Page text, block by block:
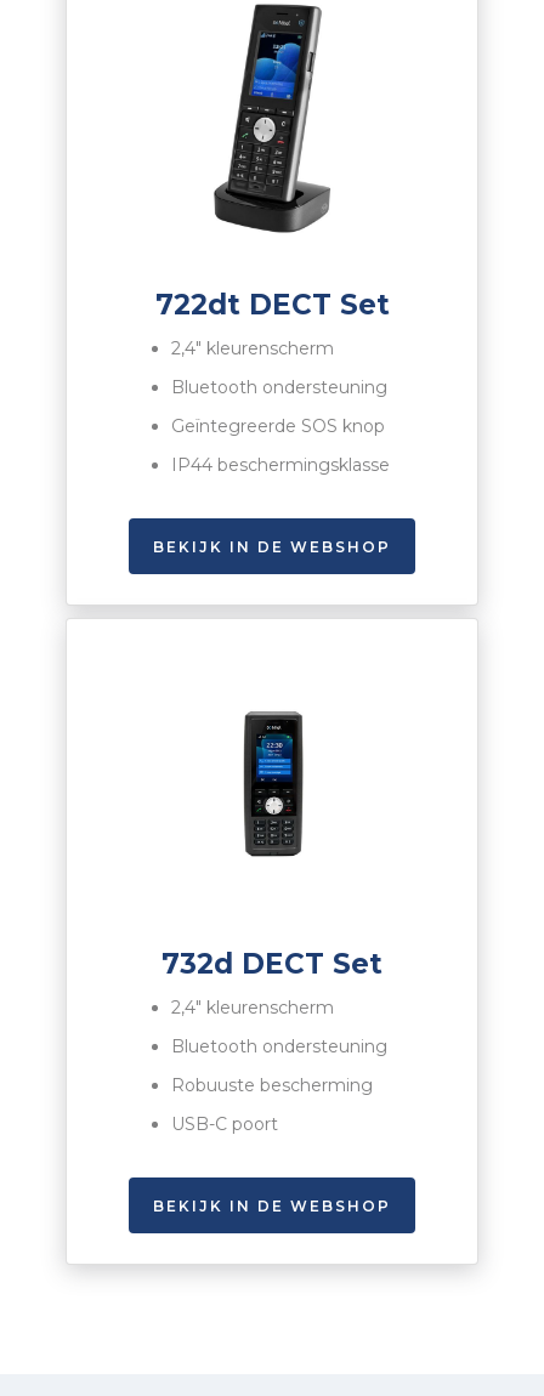
722dt DECT Set
2,4″ kleurenscherm
Bluetooth ondersteuning
Geïntegreerde SOS knop
IP44 beschermingsklasse
BEKIJK IN DE WEBSHOP
732d DECT Set
2,4″ kleurenscherm
Bluetooth ondersteuning
Robuuste bescherming
USB-C poort
BEKIJK IN DE WEBSHOP